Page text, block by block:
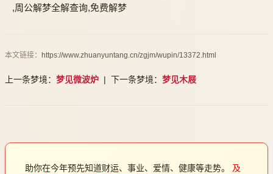
,周公解梦全解查询,免费解梦
本文链接： https://www.zhuanyuntang.cn/zgjm/wupin/13372.html
上一条梦境： 梦见微波炉 | 下一条梦境： 梦见木屐
助你在今年预先知道财运、事业、爱情、健康等走势。 及